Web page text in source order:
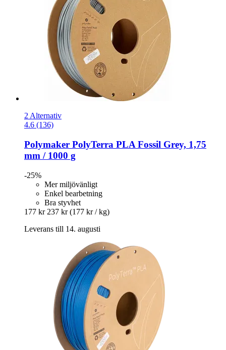
2 Alternativ
4.6 (136)
Polymaker PolyTerra PLA Fossil Grey, 1,75
mm / 1000 g
-25%
Mer miljövänligt
Enkel bearbetning
Bra styvhet
177 kr 237 kr (177 kr / kg)
Leverans till 14. augusti